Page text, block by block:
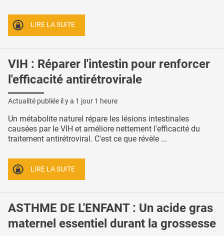
LIRE LA SUITE
VIH : Réparer l'intestin pour renforcer
l'efficacité antirétrovirale
Actualité publiée il y a 1 jour 1 heure
Un métabolite naturel répare les lésions intestinales
causées par le VIH et améliore nettement l'efficacité du
traitement antirétroviral. C'est ce que révèle ...
LIRE LA SUITE
ASTHME DE L'ENFANT : Un acide gras
maternel essentiel durant la grossesse